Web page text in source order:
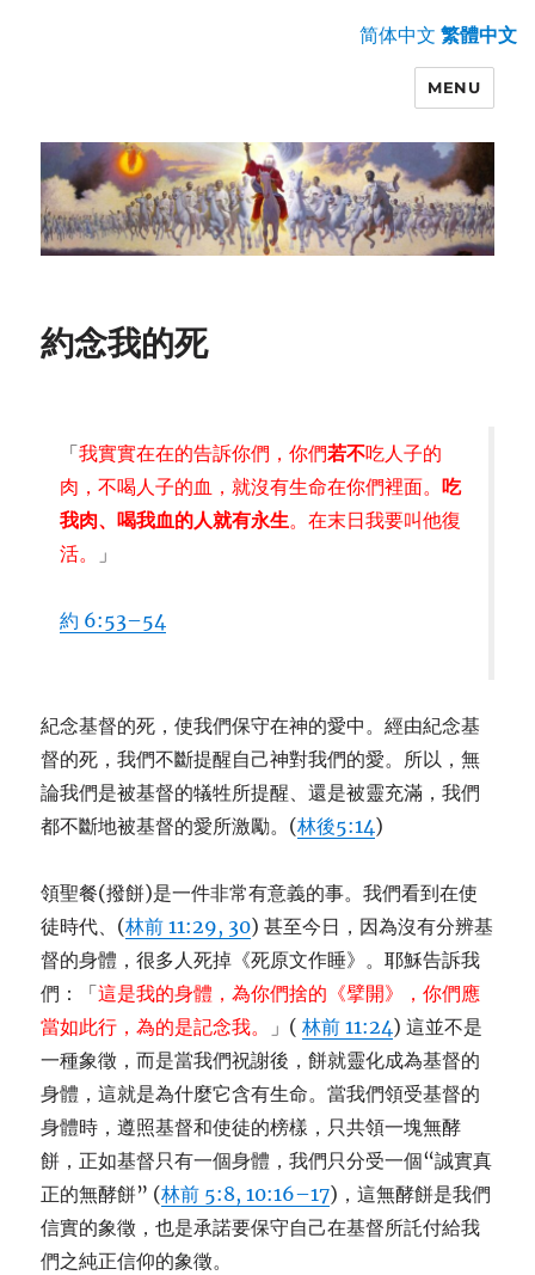
MENU
約念我的死
「我實實在在的告訴你們，你們若不吃人子的
肉，不喝人子的血，就沒有生命在你們裡面。吃
我肉、喝我血的人就有永生。在末日我要叫他復
活。
」
約 6:53–54
紀念基督的死，使我們保守在神的愛中。經由紀念基
督的死，我們不斷提醒自己神對我們的愛。所以，無
論我們是被基督的犠牲所提醒、還是被靈充滿，我們
都不斷地被基督的愛所激勵。(林後5:14)
領聖餐(撥餅)是一件非常有意義的事。我們看到在使
徒時代、(林前 11:29, 30) 甚至今日，因為沒有分辨基
督的身體，很多人死掉《死原文作睡》。耶穌告訴我
們：「這是我的身體，為你們捨的《擘開》，你們應
當如此行，為的是記念我。
」(林前 11:24) 這並不是
一種象徵，而是當我們祝謝後，餅就靈化成為基督的
身體，這就是為什麼它含有生命。當我們領受基督的
身體時，遵照基督和使徒的榜樣，只共領一塊無酵
餅，正如基督只有一個身體，我們只分受一個“誠實真
正的無酵餅” (林前 5:8, 10:16–17)，這無酵餅是我們
信實的象徵，也是承諾要保守自己在基督所託付給我
們之純正信仰的象徵。
简体中文 繁體中文